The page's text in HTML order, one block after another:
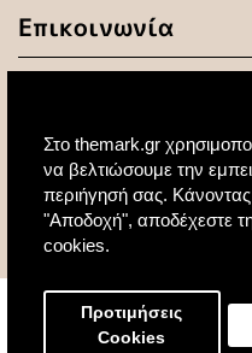
Στο themark.gr
να βελτιώσουμε την
περιήγησή σας. Κάνοντας
"Αποδοχή", αποδέχεστε
cookies.
Προτιμήσεις
Cookies
Επικοινωνία
© 2020 All Rights